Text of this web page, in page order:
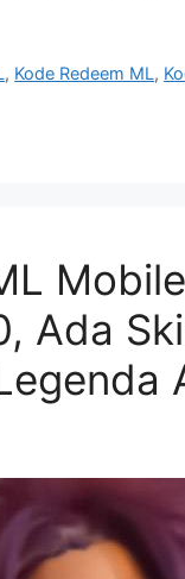
, Kode Redeem ML,
Ada